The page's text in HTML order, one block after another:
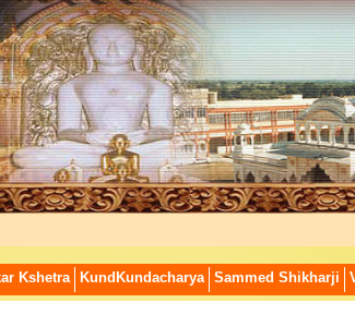
Kshetra KundKundacharya Sammed Shikharji